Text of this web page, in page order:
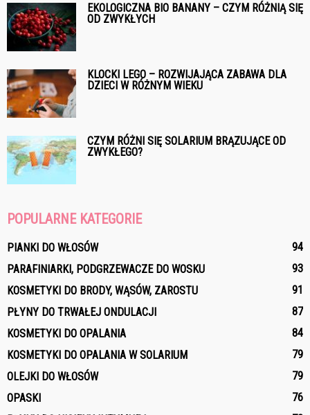
EKOLOGICZNA BIO BANANY – CZYM RÓŻNIĄ SIĘ
OD ZWYKŁYCH
KLOCKI LEGO – ROZWIJAJĄCA ZABAWA DLA
DZIECI W RÓŻNYM WIEKU
CZYM RÓŻNI SIĘ SOLARIUM BRĄZUJĄCE OD
ZWYKŁEGO?
POPULARNE KATEGORIE
PIANKI DO WŁOSÓW
94
PARAFINIARKI, PODGRZEWACZE DO WOSKU
93
KOSMETYKI DO BRODY, WĄSÓW, ZAROSTU
91
PŁYNY DO TRWAŁEJ ONDULACJI
87
KOSMETYKI DO OPALANIA
84
KOSMETYKI DO OPALANIA W SOLARIUM
79
OLEJKI DO WŁOSÓW
79
OPASKI
76